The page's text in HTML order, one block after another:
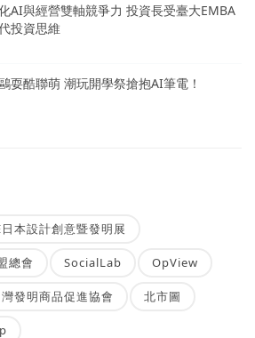
AI與經營雙軸競爭力 投資長受臺大EMBA
投資思維
耍酷聯萌 潮玩開學祭搶抱AI筆電！
日本設計創意暨發明展
總會 SocialLab OpView
發明商品促進協會 北市圖